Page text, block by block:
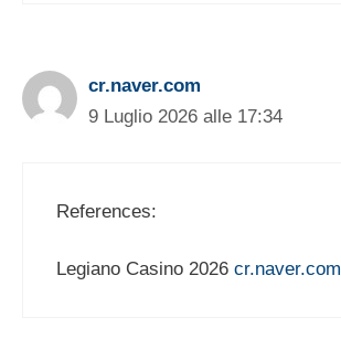
cr.naver.com
9 Luglio 2026 alle 17:34
References:
Legiano Casino 2026 cr.naver.com